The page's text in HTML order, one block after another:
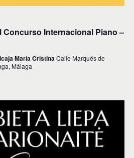
Concurso Internacional Piano –
María CristinaCalle Marqués de
Málaga